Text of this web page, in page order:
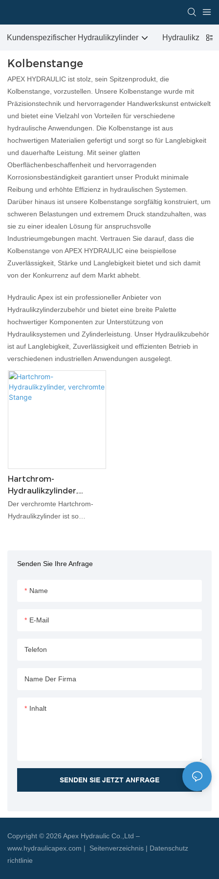
Kundenspezifischer Hydraulikzylinder
Kolbenstange
APEX HYDRAULIC ist stolz, sein Spitzenprodukt, die
Kolbenstange, vorzustellen. Unsere Kolbenstange wurde mit
Präzisionstechnik und hervorragender Handwerkskunst entwickelt
und bietet eine Vielzahl von Vorteilen für verschiedene
hydraulische Anwendungen. Die Kolbenstange ist aus
hochwertigen Materialien gefertigt und sorgt so für Langlebigkeit
und dauerhafte Leistung. Mit seiner glatten
Oberflächenbeschaffenheit und hervorragenden
Korrosionsbeständigkeit garantiert unser Produkt minimale
Reibung und erhöhte Effizienz in hydraulischen Systemen.
Darüber hinaus ist unsere Kolbenstange sorgfältig konstruiert, um
schweren Belastungen und extremem Druck standzuhalten, was
sie zu einer idealen Lösung für anspruchsvolle
Industrieumgebungen macht. Vertrauen Sie darauf, dass die
Kolbenstange von APEX HYDRAULIC eine beispiellose
Zuverlässigkeit, Stärke und Langlebigkeit bietet und sich damit
von der Konkurrenz auf dem Markt abhebt.
Hydraulic Apex ist ein professioneller Anbieter von
Hydraulikzylinderzubehör und bietet eine breite Palette
hochwertiger Komponenten zur Unterstützung von
Hydrauliksystemen und Zylinderleistung. Unser Hydraulikzubehör
ist auf Langlebigkeit, Zuverlässigkeit und effizienten Betrieb in
verschiedenen industriellen Anwendungen ausgelegt.
Senden Sie Ihre Anfrage
Name
E-Mail
Telefon
Name Der Firma
Inhalt
SENDEN SIE JETZT ANFRAGE
Hartchrom-
Hydraulikzylinder,
Verchromte Stange
Der verchromte Hartchrom-
Hydraulikzylinder ist so
außergewöhnliche Haltbarkeit
hochwertigen Verchromung ist
Lebensdauer. Es ist ideal für
Hydrauliksystemen und bietet
Copyright © 2026 Apex Hydraulic Co.,Ltd –
www.hydraulicapex.com | Seitenverzeichnis | Datenschutz
richtlinie